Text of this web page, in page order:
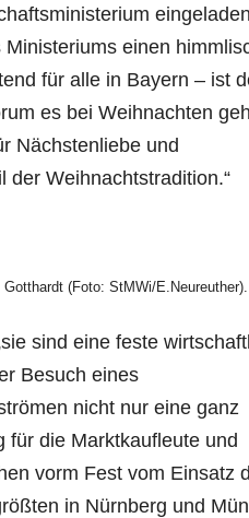
einen
für alle in Bayern – ist
es bei Weihnachten
Nächstenliebe und
der Weihnachtstradition.“
(Foto: StMWi/E.Neureuther).
sind eine feste
Besuch eines
nicht nur eine ganz
für die Marktkaufleute und
vorm Fest vom Einsatz
in Nürnberg und